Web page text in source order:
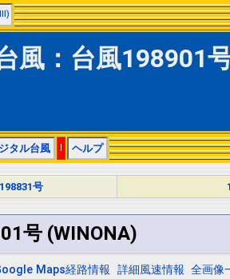
風：台風198901
タル台風 | ヘルプ
号
号 (WINONA)
Maps経路情報 詳細風速情報 全画像